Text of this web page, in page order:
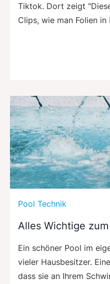
Tiktok. Dort zeigt
Clips, wie man Folien in
Pool Technik
Alles Wichtige
Ein schöner Pool im
vieler Hausbesitzer.
dass sie an Ihrem